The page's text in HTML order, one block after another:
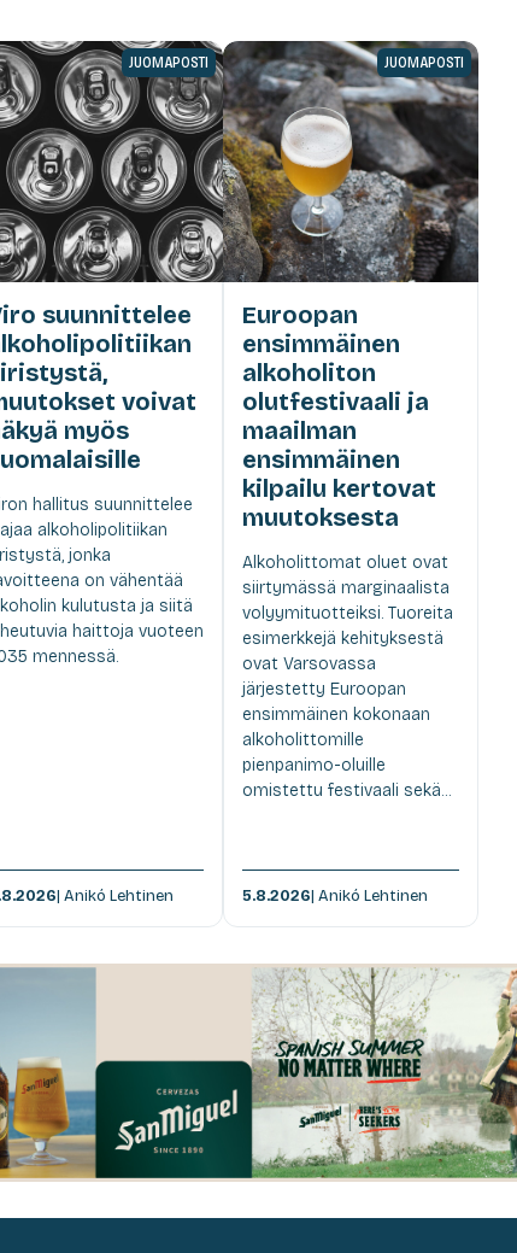
JUOMAPOSTI
suunnittelee
voivat
myös
hallitus suunnittelee
alkoholipolitiikan
jonka
on vähentää
kulutusta ja siitä
haittoja vuoteen
mennessä.
| Anikó Lehtinen
JUOMAPOSTI
Euroopan
ensimmäinen
alkoholiton
olutfestivaali ja
maailman
ensimmäinen
kilpailu kertovat
muutoksesta
Alkoholittomat oluet ovat
siirtymässä marginaalista
volyymituotteiksi. Tuoreita
esimerkkejä kehityksestä
ovat Varsovassa
järjestetty Euroopan
ensimmäinen kokonaan
alkoholittomille
pienpanimo-oluille
omistettu festivaali sekä...
5.8.2026| Anikó Lehtinen